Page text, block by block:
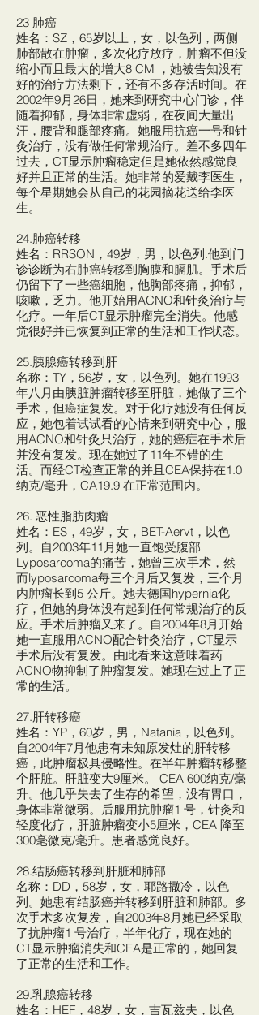
23 肺癌
姓名：SZ，65岁以上，女，以色列，两侧
肺部散在肿瘤，多次化疗放疗，肿瘤不但没
缩小而且最大的增大8 CM ，她被告知没有
好的治疗方法剩下，还有不多存活时间。在
2002年9月26日，她来到研究中心门诊，伴
随着抑郁，身体非常虚弱，在夜间大量出
汗，腰背和腿部疼痛。她服用抗癌一号和针
灸治疗，没有做任何常规治疗。差不多四年
过去，CT显示肿瘤稳定但是她依然感觉良
好并且正常的生活。她非常的爱戴李医生，
每个星期她会从自己的花园摘花送给李医
生。
24.肺癌转移
姓名：RRSON，49岁，男，以色列.他到门
诊诊断为右肺癌转移到胸膜和膈肌。手术后
仍留下了一些癌细胞，他胸部疼痛，抑郁，
咳嗽，乏力。他开始用ACNO和针灸治疗与
化疗。一年后CT显示肿瘤完全消失。他感
觉很好并已恢复到正常的生活和工作状态。
25.胰腺癌转移到肝
名称：TY，56岁，女，以色列。她在1993
年八月由胰脏肿瘤转移至肝脏，她做了三个
手术，但癌症复发。对于化疗她没有任何反
应，她包着试试看的心情来到研究中心，服
用ACNO和针灸只治疗，她的癌症在手术后
并没有复发。现在她过了11年不错的生
活。而经CT检查正常的并且CEA保持在1.0
纳克/毫升，CA19.9 在正常范围内。
26. 恶性脂肪肉瘤
姓名：ES，49岁，女，BET-Aervt，以色
列。自2003年11月她一直饱受腹部
Lyposarcoma的痛苦，她曾三次手术，然
而lyposarcoma每三个月后又复发，三个月
内肿瘤长到5 公斤。她去德国hypernia化
疗，但她的身体没有起到任何常规治疗的反
应。手术后肿瘤又来了。自2004年8月开始
她一直服用ACNO配合针灸治疗，CT显示
手术后没有复发。由此看来这意味着药
ACNO物抑制了肿瘤复发。她现在过上了正
常的生活。
27.肝转移癌
姓名：YP，60岁，男，Natania，以色列。
自2004年7月他患有未知原发灶的肝转移
癌，此肿瘤极具侵略性。在半年肿瘤转移整
个肝脏。肝脏变大9厘米。 CEA 600纳克/毫
升。他几乎失去了生存的希望，没有胃口，
身体非常微弱。后服用抗肿瘤1 号，针灸和
轻度化疗，肝脏肿瘤变小5厘米，CEA 降至
300毫微克/毫升。患者感觉良好。
28.结肠癌转移到肝脏和肺部
名称：DD，58岁，女，耶路撒冷，以色
列。她患有结肠癌并转移到肝脏和肺部。多
次手术多次复发，自2003年8月她已经采取
了抗肿瘤1 号治疗，半年化疗，现在她的
CT显示肿瘤消失和CEA是正常的，她回复
了正常的生活和工作。
29.乳腺癌转移
姓名：HEF，48岁，女，吉瓦兹夫，以色